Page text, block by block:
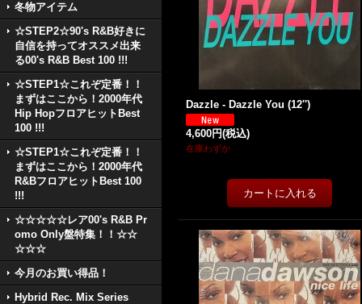
冬物アイテム
☆STEP2☆90's R&B好きに
自信を持ってオススメ出来
る00's R&B Best 100 !!!
☆STEP1☆これぞ定番！！
まずはここから！2000年代
Hip HopフロアヒットBest
100 !!!
☆STEP1☆これぞ定番！！
まずはここから！2000年代
R&BフロアヒットBest 100
!!!
☆☆☆☆☆レア00's R&B Pr
omo Only盤特集！！☆☆
☆☆☆
今月のお買い得品！
Hybrid Rec. Mix Series
Dazzle - Dazzle You (12'')
4,600円(税込)
在庫わずか